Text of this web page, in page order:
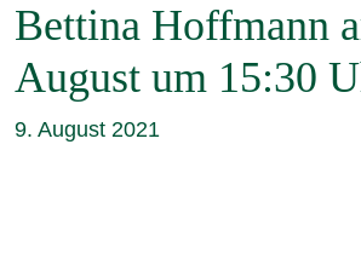
Bettina Hoffmann
August um 15:30
9. August 2021